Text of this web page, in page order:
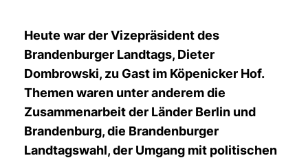
Heute war der Vizepräsident des
Brandenburger Landtags, Dieter
Dombrowski, zu Gast im Köpenicker Hof.
Themen waren unter anderem die
Zusammenarbeit der Länder Berlin und
Brandenburg, die Brandenburger
Landtagswahl, der Umgang mit politischen